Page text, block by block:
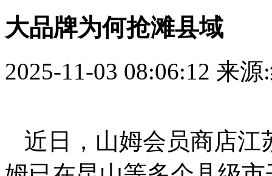
大品牌为何抢滩县域
2025-11-03 08:06:12 来源
近日，山姆会员商店江